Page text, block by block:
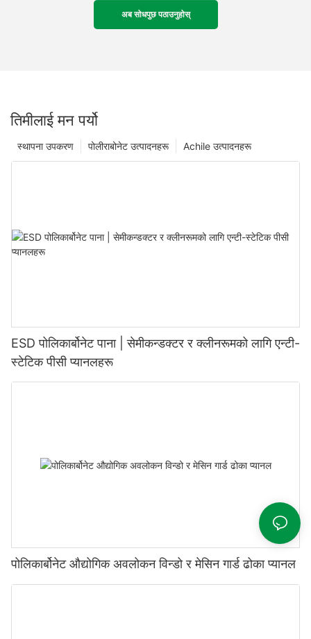
अब सोधपुछ पठाउनुहोस्
तिमीलाई मन पर्यो
Achile उत्पादनहरू
पोलीराबोनेट उत्पादनहरू
स्थापना उपकरण
ESD पोलिकार्बोनेट पाना | सेमीकन्डक्टर र क्लीनरूमको लागि एन्टी-
स्टेटिक पीसी प्यानलहरू
पोलिकार्बोनेट औद्योगिक अवलोकन विन्डो र मेसिन गार्ड ढोका प्यानल